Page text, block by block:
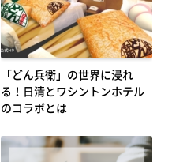
「どん兵衛」の世界に浸れ
る！日清とワシントンホテル
のコラボとは